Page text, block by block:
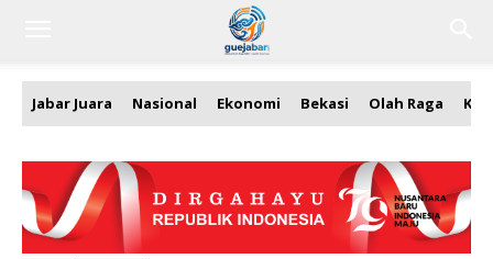
Jabar Juara Nasional Ekonomi Bekasi Olah Raga